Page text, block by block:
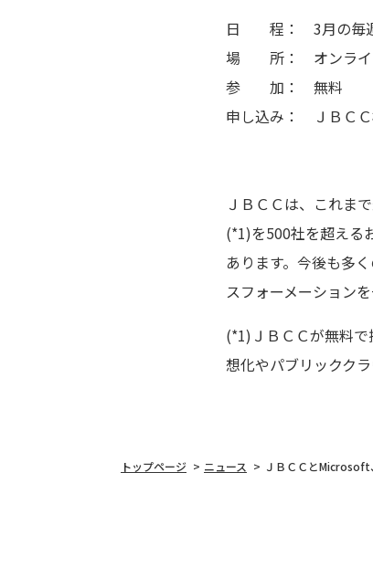
日 程： 3月の毎
場 所： オンライ
参 加： 無料
申し込み： ＪＢＣ
ＪＢＣＣは、これま
(*1)を500社を超える
あります。今後も多
スフォーメーション
(*1)ＪＢＣＣが無料
想化やパブリックク
トップページ ニュース ＪＢＣＣとMicrosoft